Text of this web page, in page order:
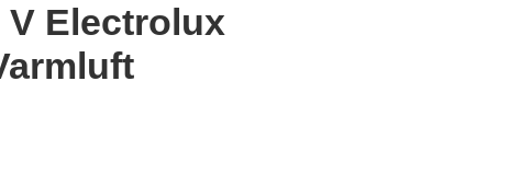
V Electrolux